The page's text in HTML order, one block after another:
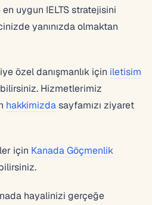
en uygun IELTS stratejisini
yanınızda olmaktan
özel danışmanlık için iletisim
Hizmetlerimiz
hakkimizdasayfamızı ziyaret
için Kanada Göçmenlik
hayalinizi gerçeğe